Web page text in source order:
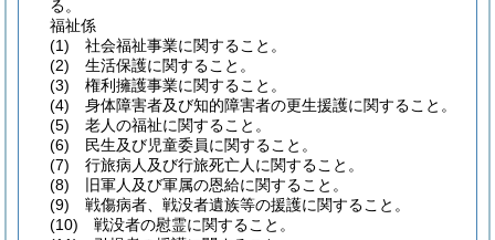
る。
福祉係
(1) 社会福祉事業に関すること。
(2) 生活保護に関すること。
(3) 権利擁護事業に関すること。
(4) 身体障害者及び知的障害者の更生援護に関すること。
(5) 老人の福祉に関すること。
(6) 民生及び児童委員に関すること。
(7) 行旅病人及び行旅死亡人に関すること。
(8) 旧軍人及び軍属の恩給に関すること。
(9) 戦傷病者、戦没者遺族等の援護に関すること。
(10) 戦没者の慰霊に関すること。